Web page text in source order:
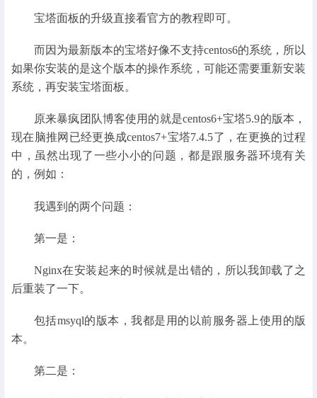
宝塔面板的升级直接看官方的教程即可。
而因为最新版本的宝塔好像不支持centos6的系统，所以
如果你安装的是这个版本的操作系统，可能还需要重新安装
系统，再安装宝塔面板。
原来暴疯团队博客使用的就是centos6+宝塔5.9的版本，
现在脑推网已经更换成centos7+宝塔7.4.5了，在更换的过程
中，虽然出现了一些小小的问题，都是跟服务器环境有关
的，例如：
我遇到的两个问题：
第一是：
Nginx在安装起来的时候就是出错的，所以我卸载了之
后重装了一下。
包括msyql的版本，我都是用的以前服务器上使用的版
本。
第二是：